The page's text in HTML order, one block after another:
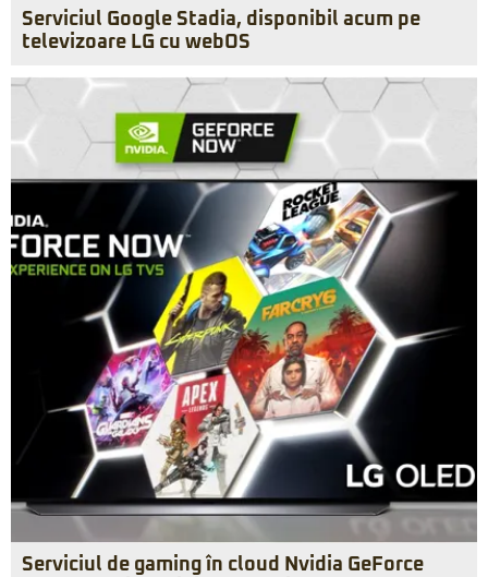
Serviciul Google Stadia, disponibil acum pe
televizoare LG cu webOS
Serviciul de gaming în cloud Nvidia GeForce